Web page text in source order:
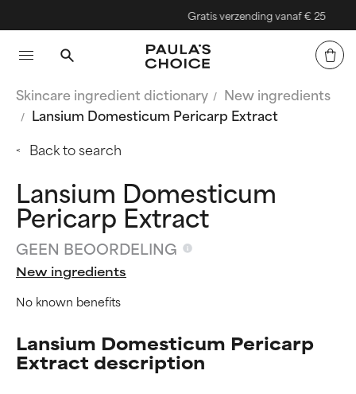
Gratis verzending vanaf € 25
Skincare ingredient dictionary
New ingredients
Lansium Domesticum Pericarp Extract
Back to search
Lansium Domesticum
Pericarp Extract
GEEN BEOORDELING
New ingredients
No known benefits
Lansium Domesticum Pericarp
Extract description